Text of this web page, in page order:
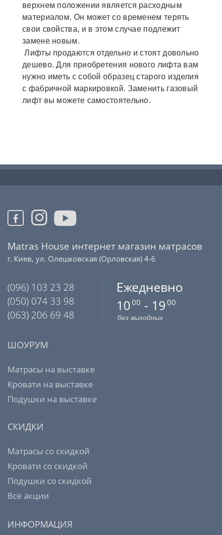
верхнем положении является расходным
материалом. Он может со временем терять
свои свойства, и в этом случае подлежит
замене новым.
Лифты продаются отдельно и стоят довольно
дешево. Для приобретения нового лифта вам
нужно иметь с собой образец старого изделия
с фабричной маркировкой. Заменить газовый
лифт вы можете самостоятельно.
Matras House интернет магазин матрасов
г. Киев, ул. Олешковская (Орловская) 4-6
(096) 103 23 28
(050) 074 33 98
(063) 206 69 48
Ежедневно
10 00 - 19 00
без выходных
ШОУРУМ
Матрасы на выставке
Кровати на выставке
Подушки на выставке
СКИДКИ
Матрасы со скидкой
Кровати со скидкой
Подушки со скидкой
Все акции
ИНФОРМАЦИЯ